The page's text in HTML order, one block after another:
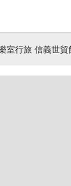
室行旅 信義世貿